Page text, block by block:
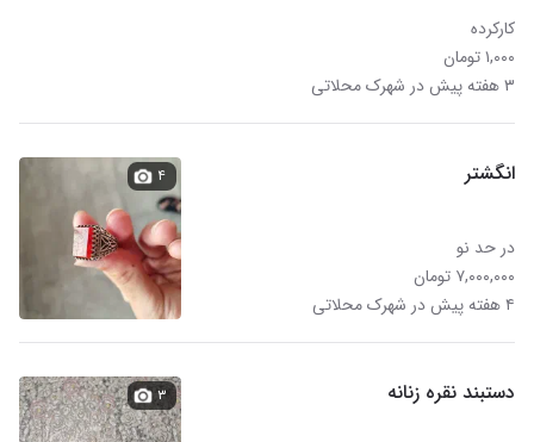
کارکرده
۱,۰۰۰ تومان
۳ هفته پیش در شهرک محلاتی
انگشتر
در حد نو
۷,۰۰۰,۰۰۰ تومان
۴ هفته پیش در شهرک محلاتی
۴
دستبند نقره زنانه ۳